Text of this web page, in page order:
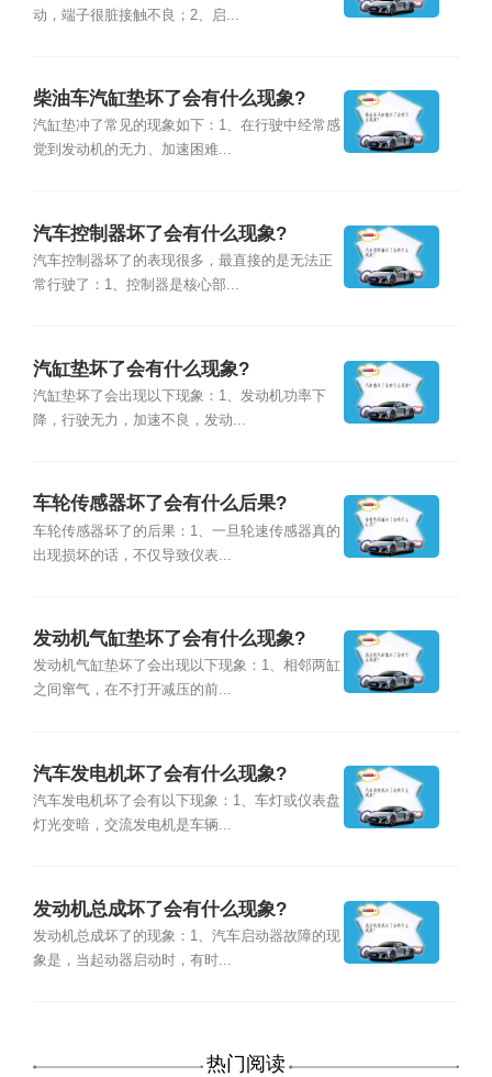
动，端子很脏接触不良；2、启...
柴油车汽缸垫坏了会有什么现象?
汽缸垫冲了常见的现象如下：1、在行驶中经常感
觉到发动机的无力、加速困难...
汽车控制器坏了会有什么现象?
汽车控制器坏了的表现很多，最直接的是无法正
常行驶了：1、控制器是核心部...
汽缸垫坏了会有什么现象?
汽缸垫坏了会出现以下现象：1、发动机功率下
降，行驶无力，加速不良，发动...
车轮传感器坏了会有什么后果?
车轮传感器坏了的后果：1、一旦轮速传感器真的
出现损坏的话，不仅导致仪表...
发动机气缸垫坏了会有什么现象?
发动机气缸垫坏了会出现以下现象：1、相邻两缸
之间窜气，在不打开减压的前...
汽车发电机坏了会有什么现象?
汽车发电机坏了会有以下现象：1、车灯或仪表盘
灯光变暗，交流发电机是车辆...
发动机总成坏了会有什么现象?
发动机总成坏了的现象：1、汽车启动器故障的现
象是，当起动器启动时，有时...
热门阅读